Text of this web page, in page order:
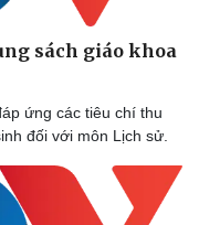
yêu - Gia đình
sách giáo khoa
ứng các tiêu chí thu
đối với môn Lịch sử.